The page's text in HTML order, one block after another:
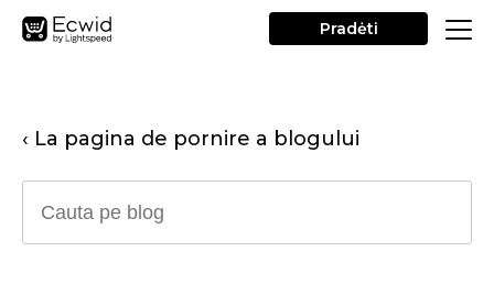
Pradėti
‹ La pagina de pornire a blogului